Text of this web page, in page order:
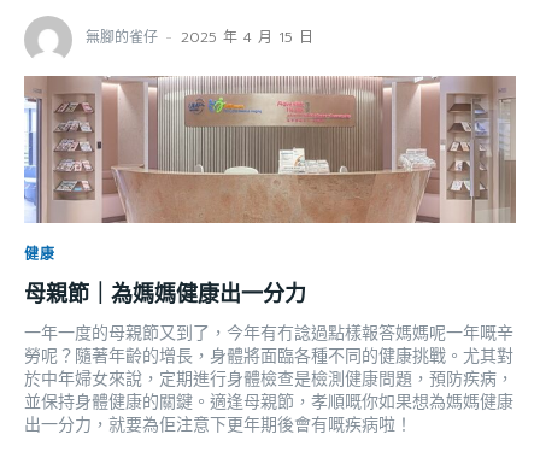
無腳的雀仔 - 2025 年 4 月 15 日
健康
母親節｜為媽媽健康出一分力
一年一度的母親節又到了，今年有冇諗過點樣報答媽媽呢一年嘅辛
勞呢？隨著年齡的增長，身體將面臨各種不同的健康挑戰。尤其對
於中年婦女來說，定期進行身體檢查是檢測健康問題，預防疾病，
並保持身體健康的關鍵。適逢母親節，孝順嘅你如果想為媽媽健康
出一分力，就要為佢注意下更年期後會有嘅疾病啦！